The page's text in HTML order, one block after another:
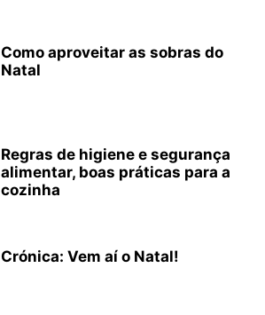
Como aproveitar as sobras do
Natal
Regras de higiene e segurança
alimentar, boas práticas para a
cozinha
Crónica: Vem aí o Natal!